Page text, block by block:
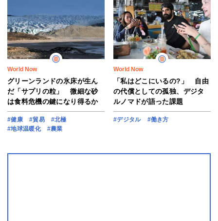
World Now
グリーンランドの氷床が生ん
だ「サプリの粒」 微細な砂
は食料危機の鍵になり得るか
#健康 #貿易
#北極
#地球温暖化
#農業
World Now
「私はどこにいるの?」 自由
の代償としての孤独、デジタ
ルノマドが語った課題
#デジタル #働き方